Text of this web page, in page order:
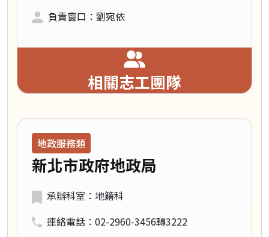
負責窗口：劉宛依
相關志工團隊
領域類別：
地政服務類
新北市政府地政局
承辦科室：地籍科
連絡電話：02-2960-3456轉3222